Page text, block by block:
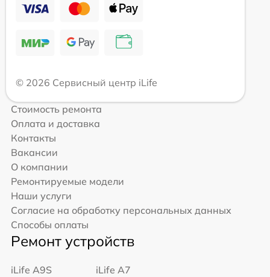
© 2026 Сервисный центр iLife
Стоимость ремонта
Оплата и доставка
Контакты
Вакансии
О компании
Ремонтируемые модели
Наши услуги
Согласие на обработку персональных данных
Способы оплаты
Ремонт устройств
iLife A9S
iLife A7